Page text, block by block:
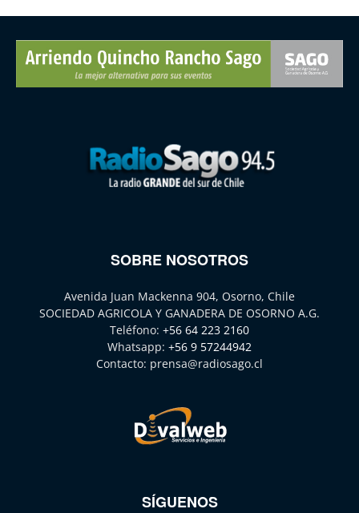
SOBRE NOSOTROS
Avenida Juan Mackenna 904, Osorno, Chile
SOCIEDAD AGRICOLA Y GANADERA DE OSORNO A.G.
Teléfono: +56 64 223 2160
Whatsapp: +56 9 57244942
Contacto: prensa@radiosago.cl
SÍGUENOS